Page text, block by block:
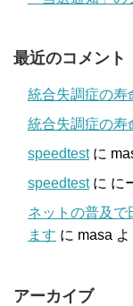
最近のコメント
統合失調症の寿
統合失調症の寿
speedtestに
speedtestに に
ネットの普及で
ます に masa よ
アーカイブ